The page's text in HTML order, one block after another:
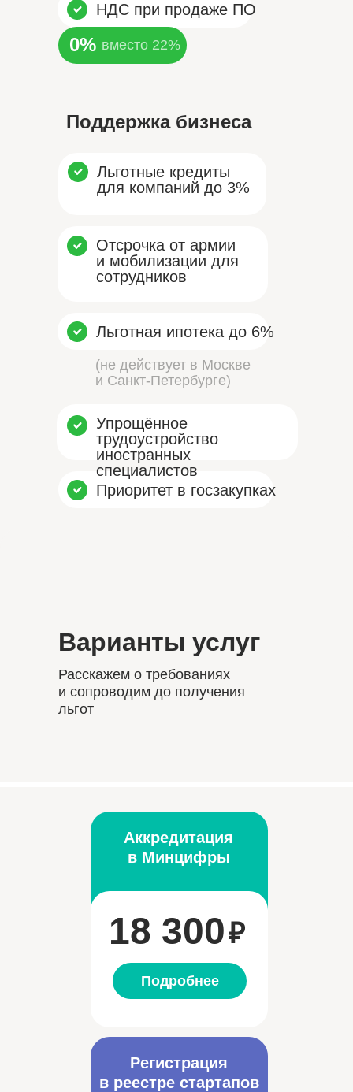
Поддержка бизнеса
Приоритет в госзакупках
Упрощённое
трудоустройство
иностранных
специалистов
(не действует в Москве
и Санкт-Петербурге)
Льготная ипотека до 6%
Отсрочка от армии
и мобилизации для
сотрудников
0% вместо 22%
НДС при продаже ПО
Льготные кредиты
для компаний до 3%
Варианты услуг
Расскажем о требованиях
и сопроводим до получения
льгот
Аккредитация
в Минцифры
18 300₽
Подробнее
Регистрация
в реестре стартапов